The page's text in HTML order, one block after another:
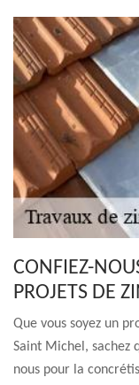
CONFIEZ-
PROJETS DE
Que vous soyez un
Saint Michel, sachez
nous pour la